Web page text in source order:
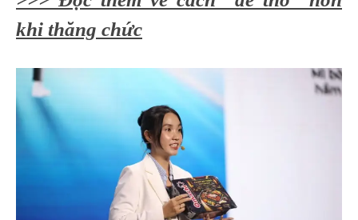
khi thăng chức